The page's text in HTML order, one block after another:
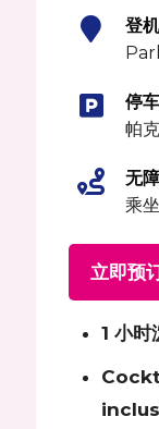
登
停
帕
无
乘
立即预
1 小时